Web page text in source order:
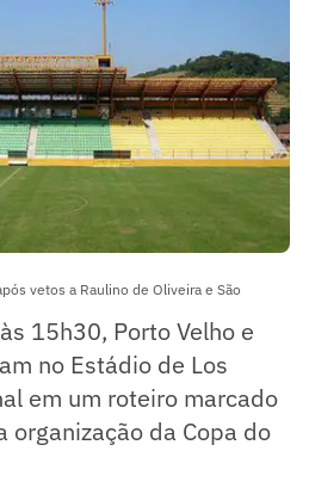
vetos a Raulino de Oliveira e São
15h30, Porto Velho e
no Estádio de Los
em um roteiro marcado
organização da Copa do